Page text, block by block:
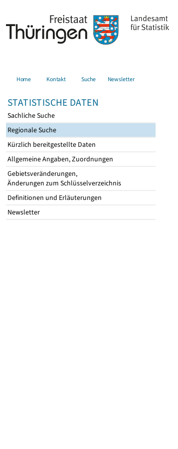
Home Kontakt Suche Newsletter
STATISTISCHE DATEN
Sachliche Suche
Regionale Suche
Kürzlich bereitgestellte Daten
Allgemeine Angaben, Zuordnungen
Gebietsveränderungen,
Änderungen zum Schlüsselverzeichnis
Definitionen und Erläuterungen
Newsletter